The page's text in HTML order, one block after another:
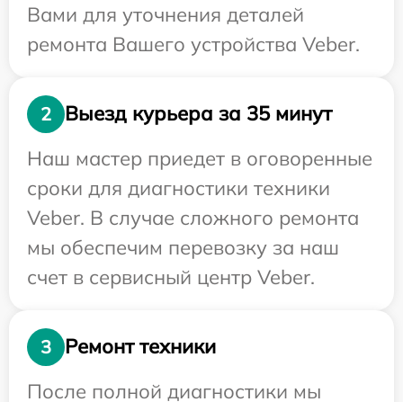
Вами для уточнения деталей
ремонта Вашего устройства Veber.
2
Выезд курьера за 35 минут
Наш мастер приедет в оговоренные
сроки для диагностики техники
Veber. В случае сложного ремонта
мы обеспечим перевозку за наш
счет в сервисный центр Veber.
3
Ремонт техники
После полной диагностики мы